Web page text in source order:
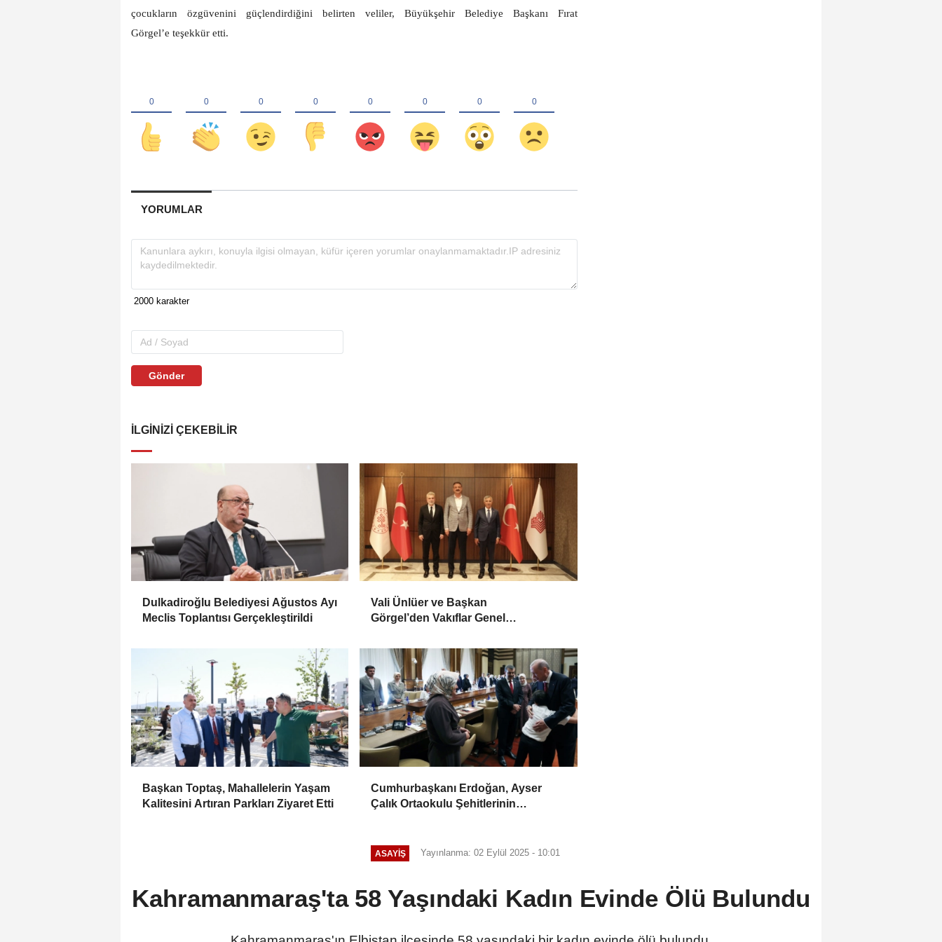
çocukların özgüvenini güçlendirdiğini belirten veliler, Büyükşehir Belediye Başkanı Fırat
Görgel’e teşekkür etti.
YORUMLAR
Gönder
İLGINIZI ÇEKEBILIR
Dulkadiroğlu Belediyesi Ağustos Ayı
Meclis Toplantısı Gerçekleştirildi
Vali Ünlüer ve Başkan
Görgel’den Vakıflar Genel
Başkan Toptaş, Mahallelerin Yaşam
Kalitesini Artıran Parkları Ziyaret Etti
Cumhurbaşkanı Erdoğan, Ayser
Çalık Ortaokulu Şehitlerinin
ASAYİŞ Yayınlanma: 02 Eylül 2025 - 10:01
Kahramanmaraş'ta 58 Yaşındaki Kadın Evinde Ölü Bulundu